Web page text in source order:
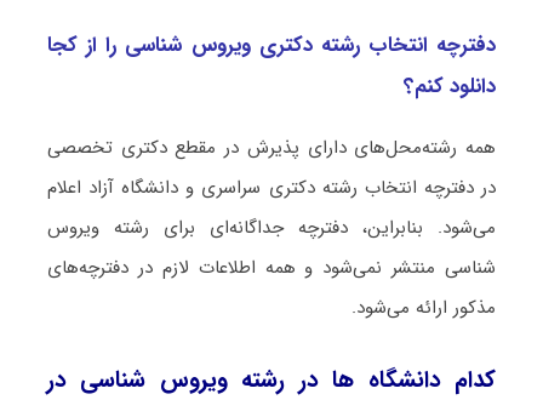
دفترچه انتخاب رشته دکتری وﻳﺮوس ﺷﻨﺎسی را از کجا
دانلود کنم؟
همه رشته‌محل‌های دارای پذیرش در مقطع دکتری تخصصی
در دفترچه انتخاب رشته دکتری سراسری و دانشگاه آزاد اعلام
می‌شود. بنابراین، دفترچه جداگانه‌ای برای رشته وﻳﺮوس
ﺷﻨﺎسی منتشر نمی‌شود و همه اطلاعات لازم در دفترچه‌های
مذکور ارائه می‌شود.
کدام دانشگاه ها در رشته وﻳﺮوس ﺷﻨﺎسی در